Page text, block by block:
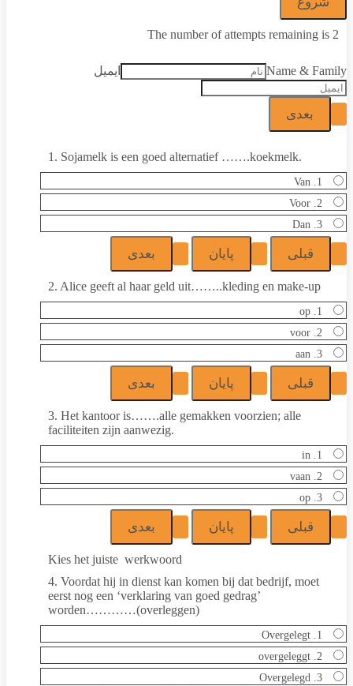
The number of attempts remaining is 2
Name & Family ایمیل
1. Sojamelk is een goed alternatief …….koekmelk.
1. Van
2. Voor
3. Dan
2. Alice geeft al haar geld uit……..kleding en make-up
1. op
2. voor
3. aan
3. Het kantoor is…….alle gemakken voorzien; alle
faciliteiten zijn aanwezig.
1. in
2. vaan
3. op
Kies het juiste werkwoord
4. Voordat hij in dienst kan komen bij dat bedrijf, moet
eerst nog een ‘verklaring van goed gedrag’
worden…………(overleggen)
1. Overgelegt
2. overgeleggt
3. Overgelegd